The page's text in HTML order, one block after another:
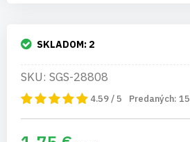
SKLADOM: 2
SKU: SGS-28808
4.59 / 5 Predaných: 15